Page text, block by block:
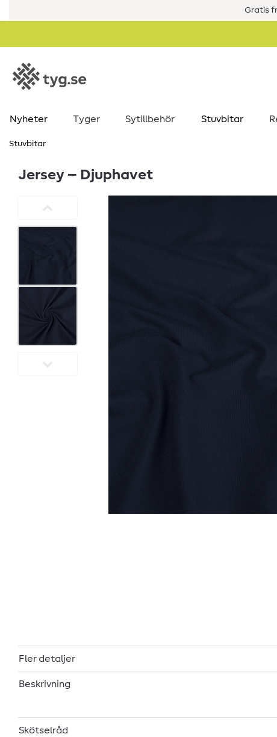
Gratis
Nyheter Tyger Sytillbehör Stuvbitar
Stuvbitar
Jersey – Djuphavet
Fler detaljer
Beskrivning
Skötselråd